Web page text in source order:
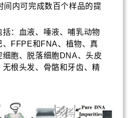
间内可完成数百个样品的提
括：血液、唾液、哺乳动物
、FFPE和FNA、植物、真
细胞、脱落细胞DNA、头皮
无根头发、骨骼和牙齿、精